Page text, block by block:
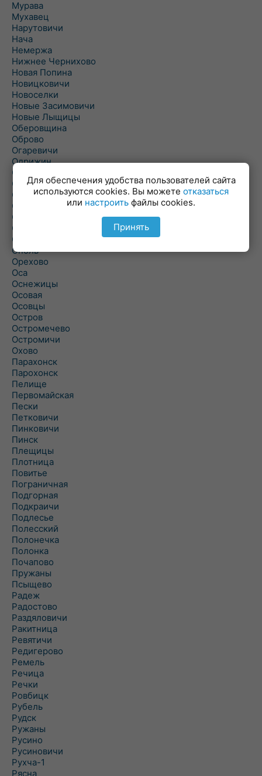
Мурава
Мухавец
Нарутовичи
Нача
Немержа
Нижнее Чернихово
Новая Попина
Новицковичи
Новоселки
Новые Засимовичи
Новые Лыщицы
Оберовщина
Оброво
Огаревичи
Одрижин
Оздамичи
Озяты
Олтуш
Ольманы
Ольпень
Ольшаны
Омельная
Ополь
Орехово
Оса
Оснежицы
Осовая
Осовцы
Остров
Остромечево
Остромичи
Охово
Парахонск
Парохонск
Пелище
Первомайская
Пески
Петковичи
Пинковичи
Пинск
Плещицы
Плотница
Повитье
Пограничная
Подгорная
Подкраичи
Подлесье
Полесский
Полонечка
Полонка
Почапово
Пружаны
Псыщево
Радеж
Радостово
Раздяловичи
Ракитница
Ревятичи
Редигерово
Ремель
Речица
Речки
Ровбицк
Рубель
Рудск
Ружаны
Русино
Русиновичи
Рухча-1
Рясна
Для обеспечения удобства пользователей сайта
используются cookies. Вы можете отказаться
или настроить файлы cookies.
Принять